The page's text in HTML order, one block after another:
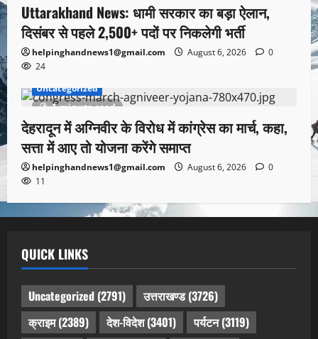
Uttarakhand News: धामी सरकार का बड़ा ऐलान,
दिसंबर से पहले 2,500+ पदों पर निकलेगी भर्ती
helpinghandnews1@gmail.com August 6, 2026
0
24
1 minute read
Uncategorized
देहरादून में अग्निवीर के विरोध में कांग्रेस का मार्च, कहा,
सत्ता में आए तो योजना करेंगे समाप्त
helpinghandnews1@gmail.com August 6, 2026
0
11
QUICK LINKS
Uncategorized (2791) उत्तराखण्ड(3726)
क्राइम(2389) देश-विदेश(3401) पर्यटन(3119)